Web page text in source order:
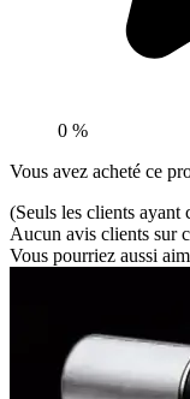
0 %
Vous avez acheté ce
(Seuls les clients ayant
Aucun avis clients sur
Vous pourriez aussi